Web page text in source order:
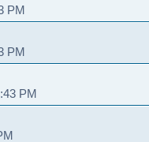
PM
PM
PM